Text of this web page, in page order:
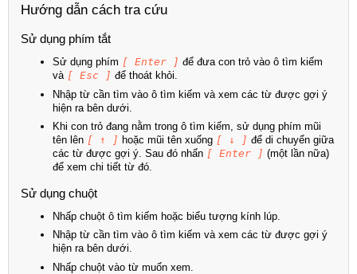
Hướng dẫn cách tra cứu
Sử dụng phím tắt
Sử dụng phím [ Enter ] để đưa con trỏ vào ô tìm kiếm
và [ Esc ] để thoát khỏi.
Nhập từ cần tìm vào ô tìm kiếm và xem các từ được gợi ý
hiện ra bên dưới.
Khi con trỏ đang nằm trong ô tìm kiếm, sử dụng phím mũi
tên lên [ ↑ ] hoặc mũi tên xuống [ ↓ ] để di chuyển giữa
các từ được gợi ý. Sau đó nhấn [ Enter ] (một lần nữa)
để xem chi tiết từ đó.
Sử dụng chuột
Nhấp chuột ô tìm kiếm hoặc biểu tượng kính lúp.
Nhập từ cần tìm vào ô tìm kiếm và xem các từ được gợi ý
hiện ra bên dưới.
Nhấp chuột vào từ muốn xem.